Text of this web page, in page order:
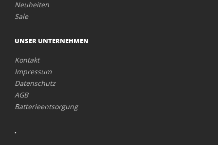
Neuheiten
Sale
UNSER UNTERNEHMEN
Kontakt
Impressum
Datenschutz
AGB
Batterieentsorgung
.